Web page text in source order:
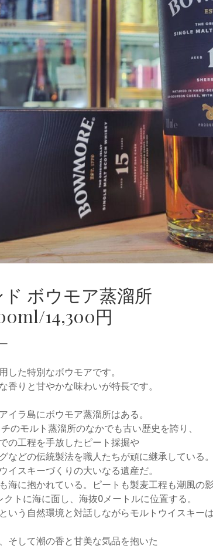
ボウモア蒸溜所
14,300円
した特別なボウモアです。
香りと甘やかな味わいが特長です。
イラ島にボウモア蒸溜所はある。
のモルト蒸溜所のなかでも古い歴史を誇り、
の工程を手放したピート採掘や
などの伝統製法を職人たちが頑に継承している。
イスキーづくりの大いなる遺産だ。
海に抱かれている。ピートも製麦工程も潮風の影
トに海に面し、海抜0メートルに位置する。
いう自然環境と対話しながらモルトウイスキー
そして潮の香と甘美な気品を抱いた